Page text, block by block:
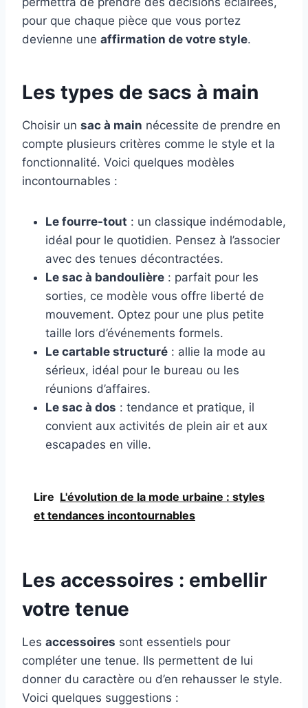
pour que chaque pièce que vous portez
devienne une affirmation de votre style.
Les types de sacs à main
Choisir un sac à main nécessite de prendre en
compte plusieurs critères comme le style et la
fonctionnalité. Voici quelques modèles
incontournables :
Le fourre-tout : un classique indémodable,
idéal pour le quotidien. Pensez à l’associer
avec des tenues décontractées.
Le sac à bandoulière : parfait pour les
sorties, ce modèle vous offre liberté de
mouvement. Optez pour une plus petite
taille lors d’événements formels.
Le cartable structuré : allie la mode au
sérieux, idéal pour le bureau ou les
réunions d’affaires.
Le sac à dos : tendance et pratique, il
convient aux activités de plein air et aux
escapades en ville.
Lire L'évolution de la mode urbaine : styles
et tendances incontournables
Les accessoires : embellir
votre tenue
Les accessoires sont essentiels pour
compléter une tenue. Ils permettent de lui
donner du caractère ou d’en rehausser le style.
Voici quelques suggestions :